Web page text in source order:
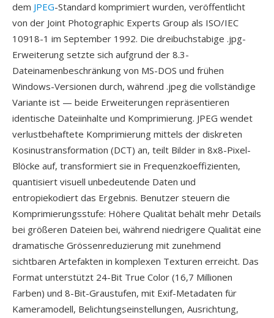
dem JPEG-Standard komprimiert wurden, veröffentlicht
von der Joint Photographic Experts Group als ISO/IEC
10918-1 im September 1992. Die dreibuchstabige .jpg-
Erweiterung setzte sich aufgrund der 8.3-
Dateinamenbeschränkung von MS-DOS und frühen
Windows-Versionen durch, während .jpeg die vollständige
Variante ist — beide Erweiterungen repräsentieren
identische Dateiinhalte und Komprimierung. JPEG wendet
verlustbehaftete Komprimierung mittels der diskreten
Kosinustransformation (DCT) an, teilt Bilder in 8x8-Pixel-
Blöcke auf, transformiert sie in Frequenzkoeffizienten,
quantisiert visuell unbedeutende Daten und
entropiekodiert das Ergebnis. Benutzer steuern die
Komprimierungsstufe: Höhere Qualität behält mehr Details
bei größeren Dateien bei, während niedrigere Qualität eine
dramatische Grössenreduzierung mit zunehmend
sichtbaren Artefakten in komplexen Texturen erreicht. Das
Format unterstützt 24-Bit True Color (16,7 Millionen
Farben) und 8-Bit-Graustufen, mit Exif-Metadaten für
Kameramodell, Belichtungseinstellungen, Ausrichtung,